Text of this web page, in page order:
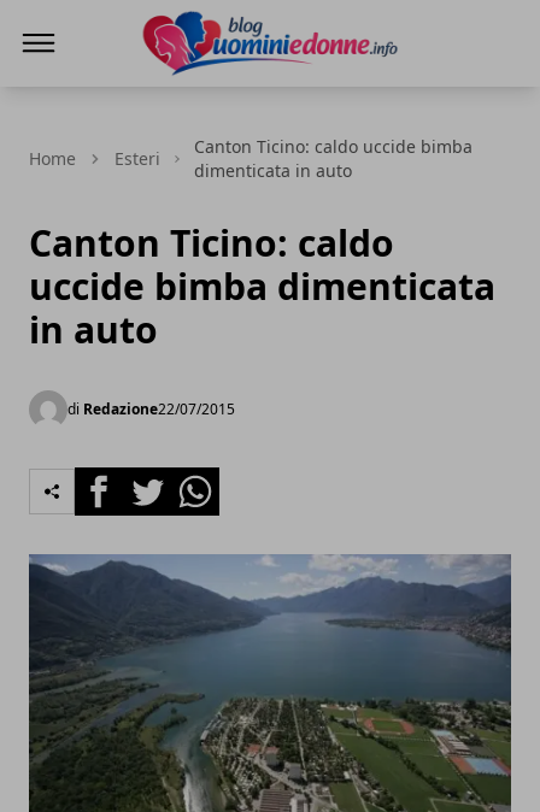
Home Esteri
Canton Ticino: caldo uccide bimba
dimenticata in auto
Canton Ticino: caldo
uccide bimba dimenticata
in auto
di Redazione22/07/2015
FacebookTwitterWhatsapp